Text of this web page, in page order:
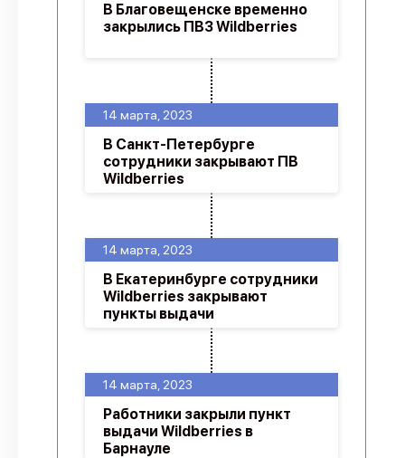
14 марта, 2023
Работники закрыли пункт
выдачи Wildberries в
Барнауле
14 марта, 2023
В Екатеринбурге сотрудники
Wildberries закрывают
пункты выдачи
14 марта, 2023
В Санкт-Петербурге
сотрудники закрывают ПВ
Wildberries
В Благовещенске временно
закрылись ПВЗ Wildberries